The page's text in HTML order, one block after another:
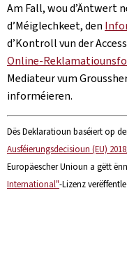
Am Fall, wou d’Äntwert
d’Méiglechkeet, den
d’Kontroll vun der
Online-
Mediateur vum
informéieren.
Dës Deklaratioun baséiert op
Ausféierungsdecisioun (EU)
Europäescher Unioun a gëtt
International"-Lizenz